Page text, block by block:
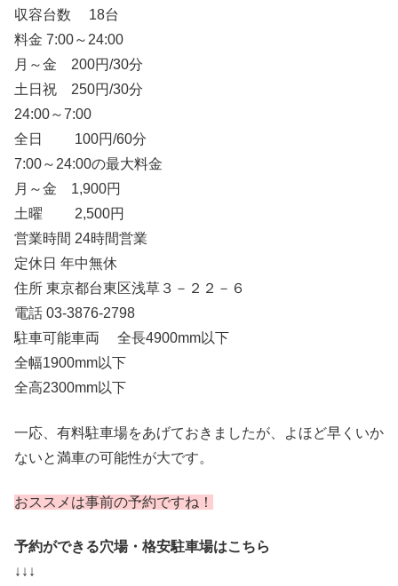
収容台数 18台
料金 7:00～24:00
月～金 200円/30分
土日祝 250円/30分
24:00～7:00
全日 100円/60分
7:00～24:00の最大料金
月～金 1,900円
土曜 2,500円
営業時間 24時間営業
定休日 年中無休
住所 東京都台東区浅草３－２２－６
電話 03-3876-2798
駐車可能車両 全長4900mm以下
全幅1900mm以下
全高2300mm以下
一応、有料駐車場をあげておきましたが、よほど早くいか
ないと満車の可能性が大です。
おススメは事前の予約ですね！
予約ができる穴場・格安駐車場はこちら
↓↓↓